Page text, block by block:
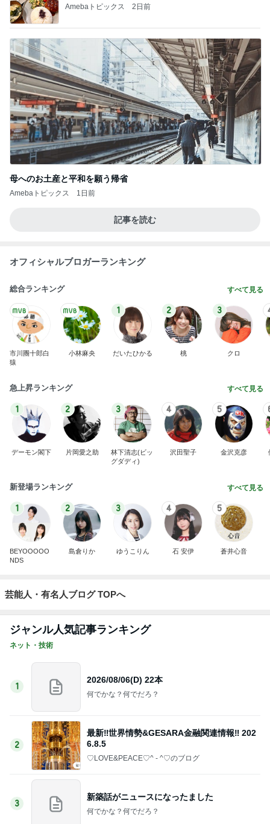
Amebaトピックス 2日前
母へのお土産と平和を願う帰省
Amebaトピックス 1日前
記事を読む
オフィシャルブロガーランキング
総合ランキング すべて見る
市川團十郎白
猿
小林麻央
1
だいたひかる
2
桃
3
クロ
急上昇ランキング すべて見る
1
デーモン閣下
2
片岡愛之助
3
林下清志(ビッ
グダディ)
4
沢田聖子
5
金沢克彦
新登場ランキング すべて見る
1
BEYOOOOO
NDS
2
島倉りか
3
ゆうこりん
4
石 安伊
5
蒼井心音
芸能人・有名人ブログ TOPへ
ジャンル人気記事ランキング
ネット・技術
1
2026/08/06(D) 22本
何でかな？何でだろ？
2
最新‼️世界情勢&GESARA金融関連情報‼️ 202
6.8.5
♡LOVE&PEACE♡^ - ^♡のブログ
3
新築話がニュースになったました
何でかな？何でだろ？